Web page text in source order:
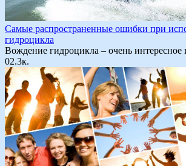
Самые распространенные ошибки при
гидроцикла
Вождение гидроцикла – очень интересное
02.3к.